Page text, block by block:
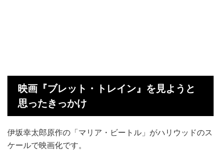
映画『ブレット・トレイン』を見ようと
思ったきっかけ
伊坂幸太郎原作の「マリア・ビートル」がハリウッドのス
ケールで映画化です。